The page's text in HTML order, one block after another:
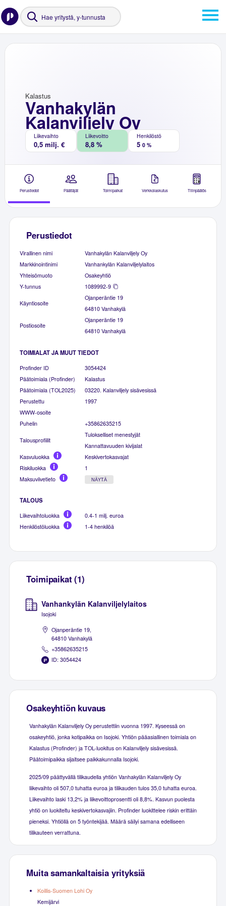
Vanhakylän
Kalanviljely Oy
Kalastus
Liikevaihto
0,5 milj. €
Liikevoitto
8,8 %
Henkilöstö
5 0 %
Perustiedot Päättäjät Toimipaikat Verkkolaskutus Tilinpäätös
Perustiedot
Virallinen nimi
Vanhakylän Kalanviljely Oy
Markkinointinimi
Vanhankylän Kalanviljelylaitos
Yhteisömuoto
Osakeyhtiö
Y-tunnus
1089992-9
Käyntiosoite
Ojanperäntie 19
64810 Vanhakylä
Postiosoite
Ojanperäntie 19
64810 Vanhakylä
TOIMIALAT JA MUUT TIEDOT
Profinder ID
3054424
Päätoimiala (Profinder)
Kalastus
Päätoimiala (TOL2025)
03220. Kalanviljely sisävesissä
Perustettu
1997
WWW-osoite
Puhelin
+35862635215
Talousprofiilit
Tulokselliset menestyjät
Kannattavuuden kivijalat
Kasvuluokka
Keskivertokasvajat
Riskiluokka
1
Maksuviivetieto
NÄYTÄ
TALOUS
Liikevaihtoluokka
0.4-1 milj. euroa
Henkilöstöluokka
1-4 henkilöä
Toimipaikat (1)
Vanhankylän Kalanviljelylaitos
Isojoki
Ojanperäntie 19,
64810 Vanhakylä
+35862635215
ID: 3054424
Osakeyhtiön kuvaus
Vanhakylän Kalanviljely Oy perustettiin vuonna 1997. Kyseessä on
osakeyhtiö, jonka kotipaikka on Isojoki. Yhtiön pääasiallinen toimiala on
Kalastus (Profinder) ja TOL-luokitus on Kalanviljely sisävesissä.
Päätoimipaikka sijaitsee paikkakunnalla Isojoki.
2025/09 päättyvällä tilikaudella yhtiön Vanhakylän Kalanviljely Oy
liikevaihto oli 507,0 tuhatta euroa ja tilikauden tulos 35,0 tuhatta euroa.
Liikevaihto laski 13,2% ja liikevoittoprosentti oli 8,8%. Kasvun puolesta
yhtiö on luokiteltu keskivertokasvajiin. Profinder luokittelee riskin erittäin
pieneksi. Yhtiöllä on 5 työntekijää. Määrä säilyi samana edelliseen
tilikauteen verrattuna.
Muita samankaltaisia yrityksiä
Koillis-Suomen Lohi Oy
Kemijärvi